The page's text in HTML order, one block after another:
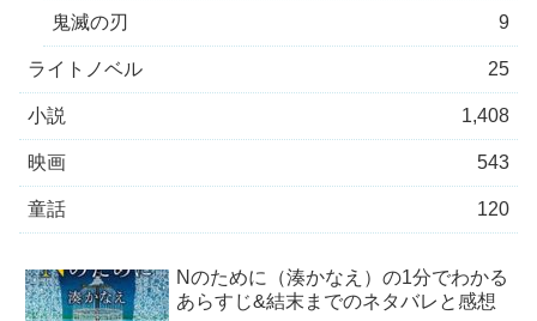
鬼滅の刃 9
ライトノベル 25
小説 1,408
映画 543
童話 120
Nのために（湊かなえ）の1分でわかる
あらすじ&結末までのネタバレと感想